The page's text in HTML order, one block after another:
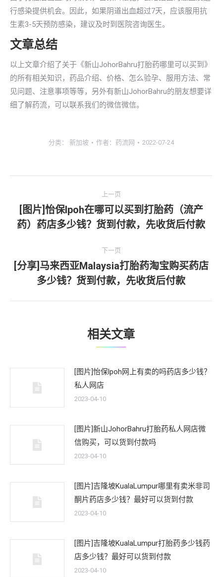
行感染提供机会。因此，如果阴道出血超过7天，应该服用抗
生素3-5天预防感染，建议及时到医院咨询医生。
文章总结
以上文章介绍了关于《新山JohorBahru打胎药哪里可以买到》
的所有相关知识，药品介绍、价格、怎么验孕、服用方法、常
见问题、注意事项等等，另外有新山JohorBahru的朋友想要详
细了解药流，可以联系我们的微信微信。
分类： 新加坡 作者： 药流网 2022-07-24
章
导
上一页
上
一
[图片]怡保lpoh在哪可以买到打胎药（流产
药）药店多少钱？货到付款，先收货后付款
下一页
一
文
[分享]马来西亚Malaysia打胎药淘宝购买药店
多少钱？货到付款，先收货后付款
相关文章
[图片]怡保lpoh网上有卖的吗药店多少钱？
私人网店
2023-04-10
[图片]新山JohorBahru打胎药私人网店微
信购买，可以货到付款吗
2023-04-10
[图片]吉隆坡KualaLumpur哪里有卖米非司
酮片药店多少钱？最好可以货到付款
2023-04-10
[图片]吉隆坡KualaLumpur打胎药多少钱药
店多少钱？最好可以货到付款
2023-04-10